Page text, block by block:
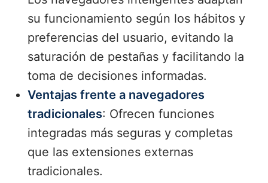
su funcionamiento según los hábitos y
preferencias del usuario, evitando la
saturación de pestañas y facilitando la
toma de decisiones informadas.
Ventajas frente a navegadores
tradicionales: Ofrecen funciones
integradas más seguras y completas
que las extensiones externas
tradicionales.